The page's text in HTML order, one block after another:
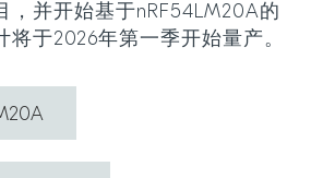
，并开始基于nRF54LM20A的
将于2026年第一季开始量产。